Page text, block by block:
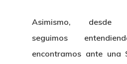
Asimismo, desde
seguimos
encontramos ante una